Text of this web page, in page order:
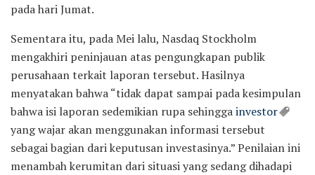
pada hari Jumat.
Sementara itu, pada Mei lalu, Nasdaq Stockholm
mengakhiri peninjauan atas pengungkapan publik
perusahaan terkait laporan tersebut. Hasilnya
menyatakan bahwa “tidak dapat sampai pada kesimpulan
bahwa isi laporan sedemikian rupa sehinggainvestor
yang wajar akan menggunakan informasi tersebut
sebagai bagian dari keputusan investasinya.” Penilaian ini
menambah kerumitan dari situasi yang sedang dihadapi